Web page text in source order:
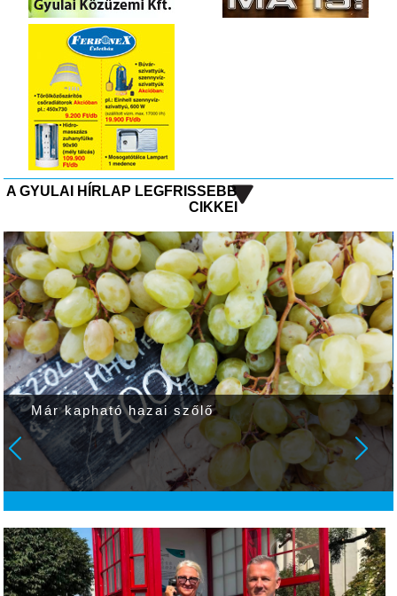
A GYULAI HÍRLAP LEGFRISSEBB
CIKKEI
Már kapható hazai szőlő